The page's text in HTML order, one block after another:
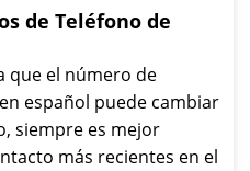
de Teléfono de
que el número de
español puede cambiar
siempre es mejor
más recientes en el